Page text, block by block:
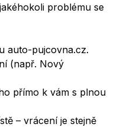
problému se
auto-pujcovna.cz.
(např. Nový
přímo k vám s plnou
– vrácení je stejně